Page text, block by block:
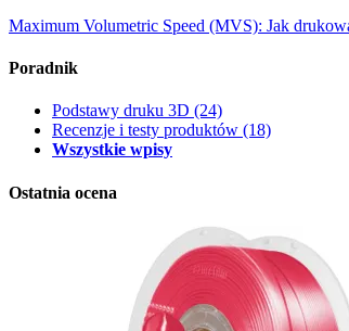
Maximum Volumetric Speed (MVS): Jak
Poradnik
Podstawy druku 3D (24)
Recenzje i testy produktów (18)
Wszystkie wpisy
Ostatnia ocena